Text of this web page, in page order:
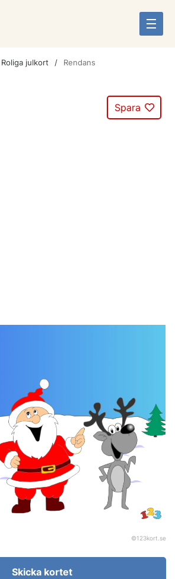
Roliga julkort Rendans
Spara
©123kort.se
Skicka kortet